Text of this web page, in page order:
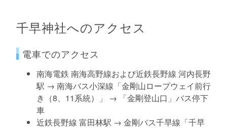
千早神社へのアクセス
電車でのアクセス
南海電鉄 南海高野線および近鉄長野線 河内長野
駅 → 南海バス小深線「金剛山ロープウェイ前行
き（8、11系統）」 → 「金剛登山口」バス停下
車
近鉄長野線 富田林駅 → 金剛バス千早線「千早